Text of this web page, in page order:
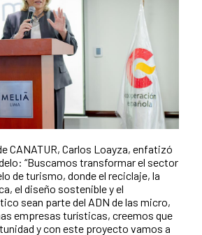
CANATUR, Carlos Loayza, enfatizó
“Buscamos transformar el sector
de turismo, donde el reciclaje, la
el diseño sostenible y el
sean parte del ADN de las micro,
empresas turísticas, creemos que
y con este proyecto vamos a